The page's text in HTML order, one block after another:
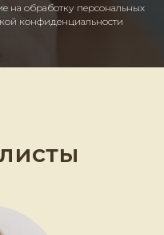
на обработку персональных
конфиденциальности